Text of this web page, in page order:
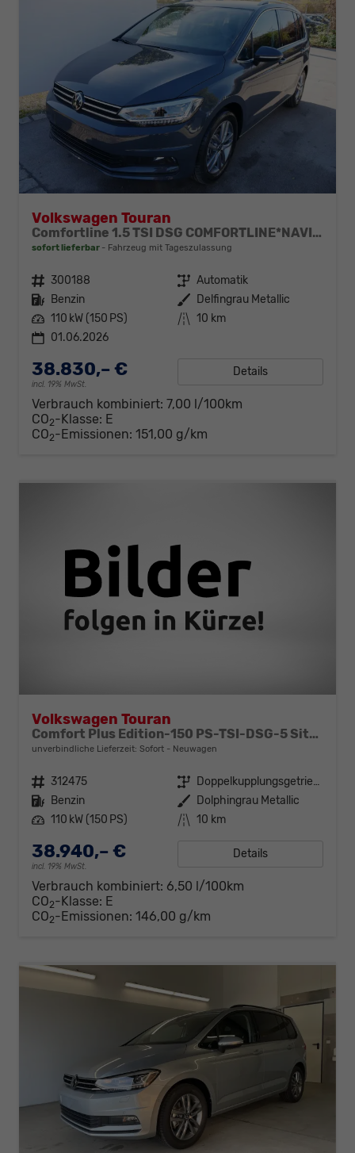
Volkswagen Touran
Comfortline 1.5 TSI DSG COMFORTLINE*NAVI*ACC*PDC*LED*SHZ*KAMERA*7-SITZER*17-ZOLL
sofort lieferbar Fahrzeug mit Tageszulassung
Fahrzeugnr. 300188 Getriebe Automatik
Kraftstoff Benzin Außenfarbe Delfingrau Metallic
Leistung 110 kW (150 PS) Kilometerstand 10 km
01.06.2026
38.830,– €
incl. 19% MwSt.
Details
Verbrauch kombiniert: 7,00 l/100km
CO2-Klasse: E
CO2-Emissionen: 151,00 g/km
Volkswagen Touran
Comfort Plus Edition-150 PS-TSI-DSG-5 Sitzer-AHK-NAVI-WINTER-LED-KLIMA 3 ZONEN-ALU17"-ACC-PDC2x-KAMERA-sofort
unverbindliche Lieferzeit: Sofort Neuwagen
Fahrzeugnr. 312475 Getriebe
Doppelkupplungsgetriebe (DSG)
Kraftstoff Benzin Außenfarbe Dolphingrau Metallic
Leistung 110 kW (150 PS) Kilometerstand 10 km
38.940,– €
incl. 19% MwSt.
Details
Verbrauch kombiniert: 6,50 l/100km
CO2-Klasse: E
CO2-Emissionen: 146,00 g/km